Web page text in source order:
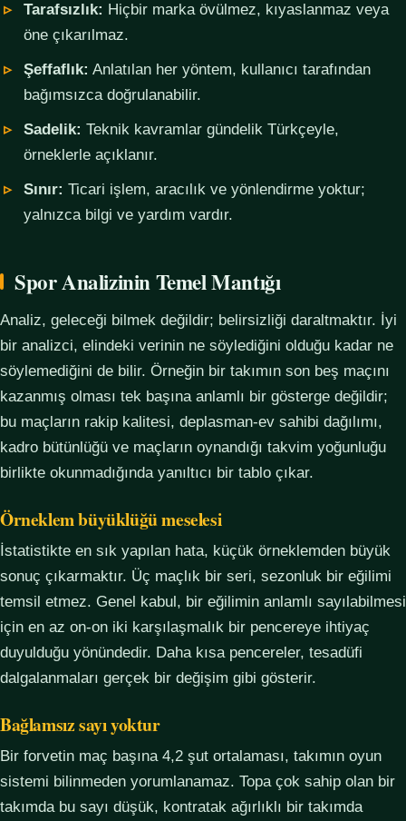
Tarafsızlık: Hiçbir marka övülmez, kıyaslanmaz veya
öne çıkarılmaz.
Şeffaflık: Anlatılan her yöntem, kullanıcı tarafından
bağımsızca doğrulanabilir.
Sadelik: Teknik kavramlar gündelik Türkçeyle,
örneklerle açıklanır.
Sınır: Ticari işlem, aracılık ve yönlendirme yoktur;
yalnızca bilgi ve yardım vardır.
Spor Analizinin Temel Mantığı
Analiz, geleceği bilmek değildir; belirsizliği daraltmaktır. İyi
bir analizci, elindeki verinin ne söylediğini olduğu kadar ne
söylemediğini de bilir. Örneğin bir takımın son beş maçını
kazanmış olması tek başına anlamlı bir gösterge değildir;
bu maçların rakip kalitesi, deplasman-ev sahibi dağılımı,
kadro bütünlüğü ve maçların oynandığı takvim yoğunluğu
birlikte okunmadığında yanıltıcı bir tablo çıkar.
Örneklem büyüklüğü meselesi
İstatistikte en sık yapılan hata, küçük örneklemden büyük
sonuç çıkarmaktır. Üç maçlık bir seri, sezonluk bir eğilimi
temsil etmez. Genel kabul, bir eğilimin anlamlı sayılabilmesi
için en az on-on iki karşılaşmalık bir pencereye ihtiyaç
duyulduğu yönündedir. Daha kısa pencereler, tesadüfi
dalgalanmaları gerçek bir değişim gibi gösterir.
Bağlamsız sayı yoktur
Bir forvetin maç başına 4,2 şut ortalaması, takımın oyun
sistemi bilinmeden yorumlanamaz. Topa çok sahip olan bir
takımda bu sayı düşük, kontratak ağırlıklı bir takımda